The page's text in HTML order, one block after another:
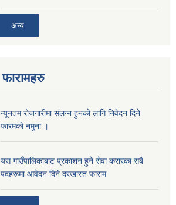
अन्य
फारामहरु
न्यूनतम रोजगारीमा संलग्न हुनको लागि निवेदन दिने
फारमको नमुना ।
यस गाउँपालिकाबाट प्रकाशन हुने सेवा करारका सबै
पदहरूमा आवेदन दिने दरखास्त फाराम